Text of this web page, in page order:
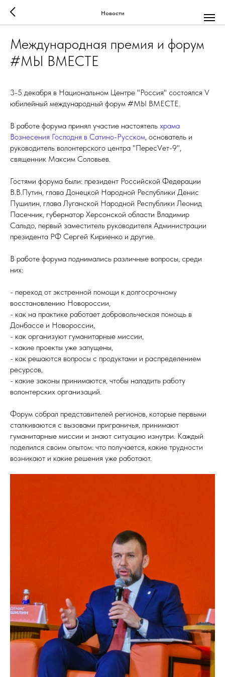
Новости
Международная премия и форум
#МЫ ВМЕСТЕ
3-5 декабря в Национальном Центре "Россия" состоялся V
юбилейный международный форум #МЫ ВМЕСТЕ.
В работе форума принял участие настоятель храма
Вознесения Господня в Сатино-Русском, основатель и
руководитель волонтерского центра "ПересVет-9",
священник Максим Соловьев.
Гостями форума были: президент Российской Федерации
В.В.Путин, глава Донецкой Народной Республики Денис
Пушилин, глава Луганской Народной Республики Леонид
Пасечник, губернатор Херсонской области Владимир
Сальдо, первый заместитель руководителя Администрации
президента РФ Сергей Кириенко и другие.
В работе форума поднимались различные вопросы, среди
них:
- переход от экстренной помощи к долгосрочному
восстановлению Новороссии,
- как на практике работает добровольческая помощь в
Донбассе и Новороссии,
- как организуют гуманитарные миссии,
- какие проекты уже запущены,
- как решаются вопросы с продуктами и распределением
ресурсов,
- какие законы принимаются, чтобы наладить работу
волонтерских организаций.
Форум собрал представителей регионов, которые первыми
сталкиваются с вызовами приграничья, принимают
гуманитарные миссии и знают ситуацию изнутри. Каждый
поделился своим опытом: что получается, какие трудности
возникают и какие решения уже работают.